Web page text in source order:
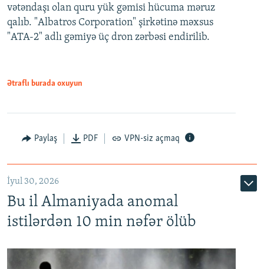
vətəndaşı olan quru yük gəmisi hücuma məruz
qalıb. "Albatros Corporation" şirkətinə məxsus
"ATA-2" adlı gəmiyə üç dron zərbəsi endirilib.
Ətraflı burada oxuyun
Paylaş PDF VPN-siz açmaq
İyul 30, 2026
Bu il Almaniyada anomal
istilərdən 10 min nəfər ölüb